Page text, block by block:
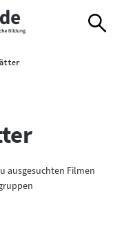
Aktuelle Seite
ausgesuchten Filmen